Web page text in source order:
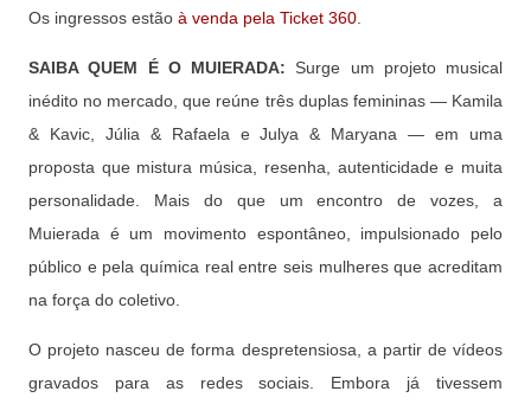
Os ingressos estão à venda pela Ticket 360
SAIBA QUEM É O MUIERADA: Surge um projeto musical
inédito no mercado, que reúne três duplas femininas — Kamila
& Kavic, Júlia & Rafaela e Julya & Maryana — em uma
proposta que mistura música, resenha, autenticidade e muita
personalidade. Mais do que um encontro de vozes, a
Muierada é um movimento espontâneo, impulsionado pelo
público e pela química real entre seis mulheres que acreditam
na força do coletivo.
O projeto nasceu de forma despretensiosa, a partir de vídeos
gravados para as redes sociais. Embora já tivessem